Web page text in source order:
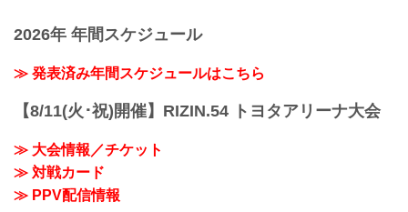
ム前」下車
出口＜基町クレド側＞）
≫ Googleマップで見る
HIROSHIMAのPPV配信チケットが、6月
RIZIN LIVE、ABEMA、U-NEXTにて販売
がスタート！（※スカパー！は6/26(金)販
お得なPPV前売りチケットは、大会前日
2026年 年間スケジュール
≫ 発表済み年間スケジュールはこちら
【8/11(火･祝)開催】RIZIN.54 トヨタアリーナ大会
≫ 大会情報／チケット
≫ 対戦カード
≫ PPV配信情報